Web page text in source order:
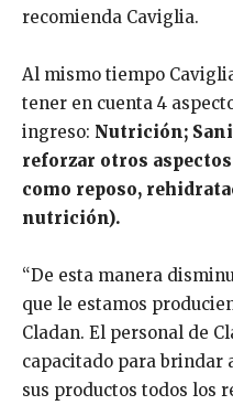
recomienda Caviglia.
Al mismo tiempo
tener en cuenta 4
ingreso: Nutrición;
reforzar otros
como reposo,
nutrición).
“De esta manera
que le estamos
Cladan. El personal de
capacitado para brindar
sus productos todos los